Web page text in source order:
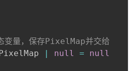
量，保存PixelMap并交给
| null =
null